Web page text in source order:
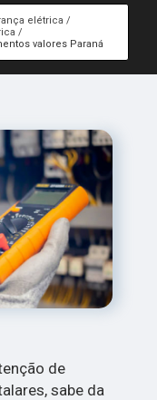
elétrica
valores Paraná
de
sabe da